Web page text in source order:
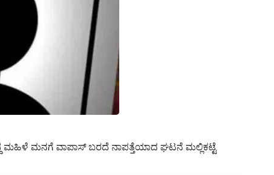
ಮಹಿಳೆ ಮನಗೆ ವಾಪಾಸ್ ಬರದೆ ನಾಪತ್ತೆಯಾದ ಘಟನೆ ಮಲ್ಲಿಕಟ್ಟೆ